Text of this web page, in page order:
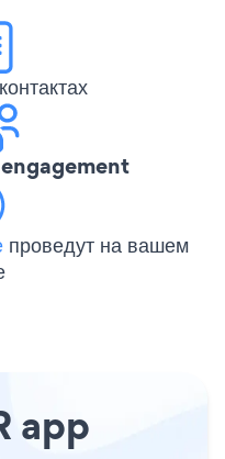
проведут на вашем
app